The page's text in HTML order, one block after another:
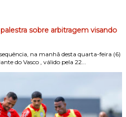
sobre arbitragem visando
na manhã desta quarta-feira (6)
do Vasco , válido pela 22...